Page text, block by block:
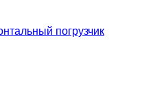
погрузчик